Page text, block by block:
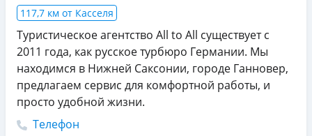
117,7 км от Касселя
Туристическое агентство All to All существует с
2011 года, как русское турбюро Германии. Мы
находимся в Нижней Саксонии, городе Ганновер,
предлагаем сервис для комфортной работы, и
просто удобной жизни.
Телефон